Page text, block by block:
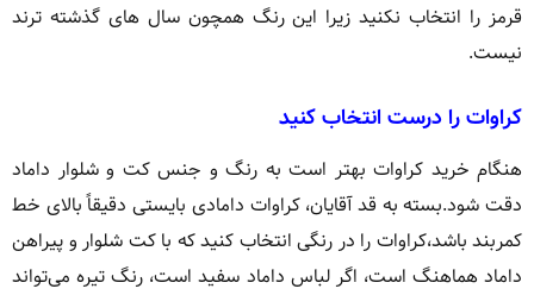
قرمز را انتخاب نکنید زیرا این رنگ همچون سال های گذشته ترند
نیست.
کراوات را درست انتخاب کنید
هنگام خرید کراوات بهتر است به رنگ و جنس کت و شلوار داماد
دقت شود.بسته به قد آقایان، کراوات دامادی بایستی دقیقاً بالای خط
کمربند باشد،کراوات را در رنگی انتخاب کنید که با کت شلوار و پیراهن
داماد هماهنگ است، اگر لباس داماد سفید است، رنگ تیره می‌تواند